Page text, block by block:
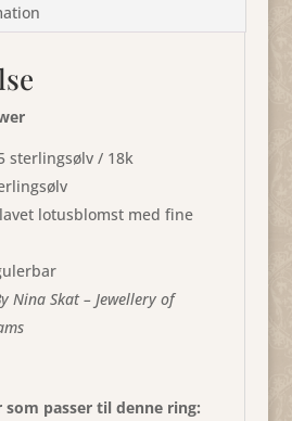
sterlingsølv / 18k
lotusblomst med fine
Nina Skat – Jewellery of
passer til denne ring: